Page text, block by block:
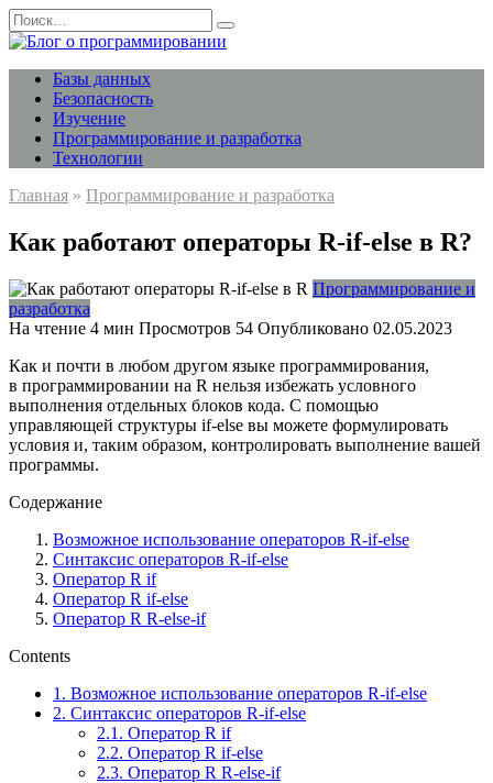
Перейти
к
содержанию
Search
for:
Базы данных
Безопасность
Изучение
Программирование и разработка
Технологии
Главная » Программирование и разработка
Как работают операторы R-if-else в R?
Программирование и
разработка
На чтение 4 мин Просмотров 54 Опубликовано 02.05.2023
Как и почти в любом другом языке программирования,
в программировании на R нельзя избежать условного
выполнения отдельных блоков кода. С помощью
управляющей структуры if-else вы можете формулировать
условия и, таким образом, контролировать выполнение вашей
программы.
Содержание
Возможное использование операторов R-if-else
Синтаксис операторов R-if-else
Оператор R if
Оператор R if-else
Оператор R R-else-if
Contents
1. Возможное использование операторов R-if-else
2. Синтаксис операторов R-if-else
2.1. Оператор R if
2.2. Оператор R if-else
2.3. Оператор R R-else-if